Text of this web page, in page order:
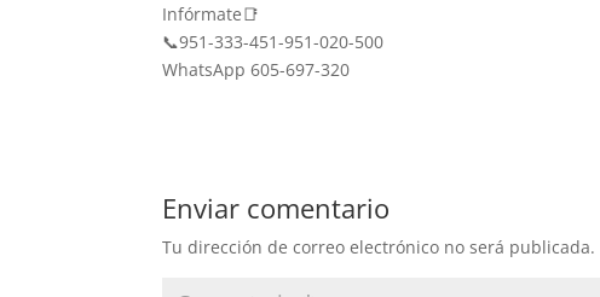
Infórmate📑
📞951-333-451-951-020-500
WhatsApp 605-697-320
Enviar comentario
Tu dirección de correo electrónico no será publicada.